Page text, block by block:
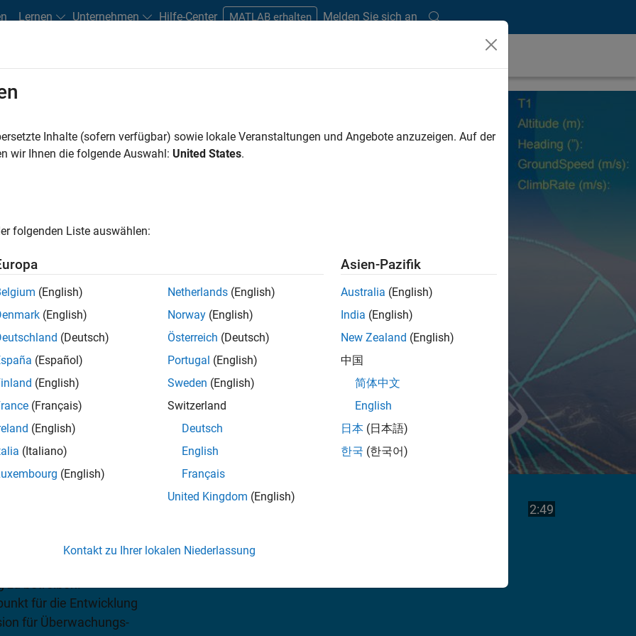
Lernen Unternehmen Hilfe-Center MATLAB erhalten Melden Sie sich an
Toolbox
von Multisensor-
ansehen
.
Tools zum
von Systemen,
um die
zu betreiben.
für die Entwicklung
für Überwachungs-
abspielen
2:49Dauer des
Inhalte (sofern verfügbar) sowie lokale Veranstaltungen und Angebote anzuzeigen. Auf der
wir Ihnen die folgende Auswahl: United States.
folgenden Liste auswählen:
(English)
(English)
(Deutsch)
(Español)
(English)
(Français)
(English)
(Italiano)
(English)
Netherlands (English)
Norway (English)
Österreich (Deutsch)
Portugal (English)
Sweden (English)
Switzerland
Deutsch
English
Français
United Kingdom (English)
Asien-Pazifik
Australia (English)
India (English)
New Zealand (English)
中国
简体中文
English
日本 (日本語)
한국 (한국어)
Kontakt zu Ihrer lokalen Niederlassung